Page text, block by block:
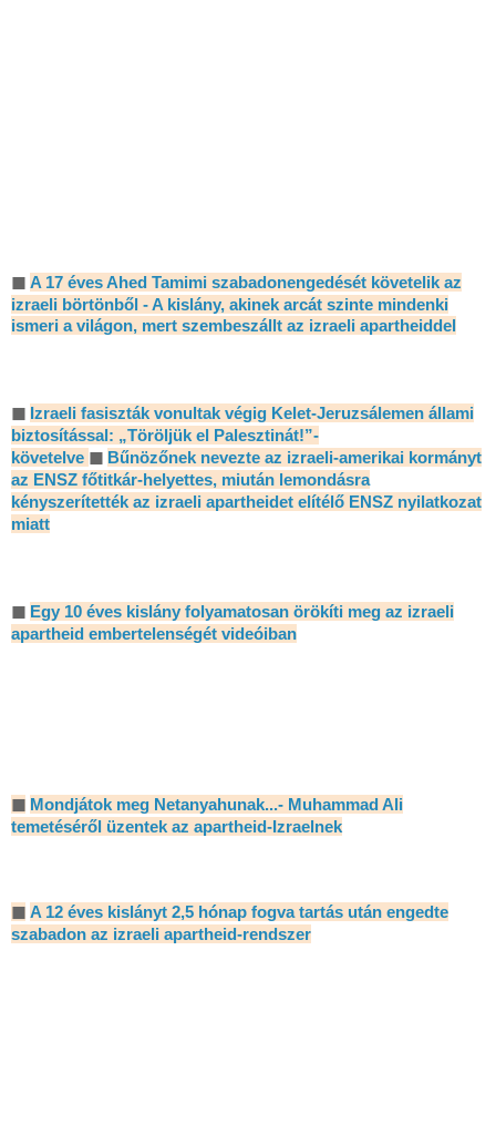
◼ A 17 éves Ahed Tamimi szabadonengedését követelik az
izraeli börtönből - A kislány, akinek arcát szinte mindenki
ismeri a világon, mert szembeszállt az izraeli apartheiddel
◼ Izraeli fasiszták vonultak végig Kelet-Jeruzsálemen állami
biztosítással: „Töröljük el Palesztinát!”-
követelve ◼ Bűnözőnek nevezte az izraeli-amerikai kormányt
az ENSZ főtitkár-helyettes, miután lemondásra
kényszerítették az izraeli apartheidet elítélő ENSZ nyilatkozat
miatt
◼ Egy 10 éves kislány folyamatosan örökíti meg az izraeli
apartheid embertelenségét videóiban
◼ Mondjátok meg Netanyahunak...- Muhammad Ali
temetéséről üzentek az apartheid-Izraelnek
◼ A 12 éves kislányt 2,5 hónap fogva tartás után engedte
szabadon az izraeli apartheid-rendszer